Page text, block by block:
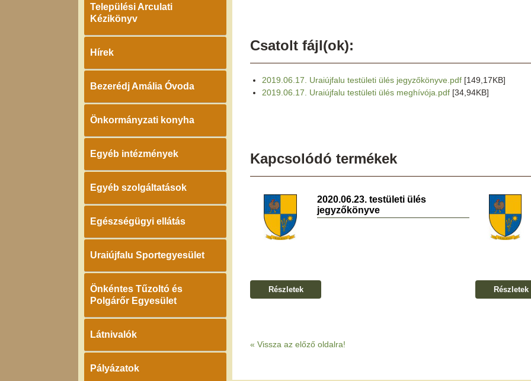
Települési Arculati
Kézikönyv
Hírek
Bezerédj Amália Óvoda
Önkormányzati konyha
Egyéb intézmények
Egyéb szolgáltatások
Egészségügyi ellátás
Uraiújfalu Sportegyesület
Önkéntes Tűzoltó és
Polgárőr Egyesület
Látnivalók
Pályázatok
Csatolt fájl(ok):
2019.06.17. Uraiújfalu testületi ülés jegyzőkönyve.pdf [149,17KB]
2019.06.17. Uraiújfalu testületi ülés meghívója.pdf [34,94KB]
Kapcsolódó termékek
2020.06.23. testületi ülés
jegyzőkönyve
Részletek Részletek
« Vissza az előző oldalra!